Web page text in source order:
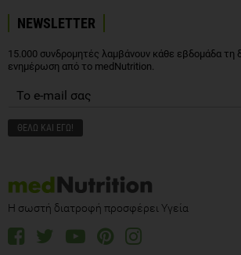
NEWSLETTER
15.000 συνδρομητές λαμβάνουν κάθε εβδομάδα τη
ενημέρωση από το medNutrition.
Η σωστή διατροφή προσφέρει Υγεία